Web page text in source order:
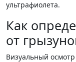
ультрафиолета.
Как
от
Визуальный